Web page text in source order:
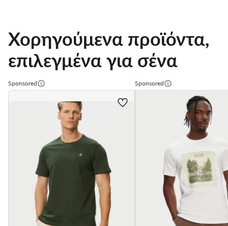
Χορηγούμενα προϊόντα,
επιλεγμένα για σένα
Sponsored Sponsored